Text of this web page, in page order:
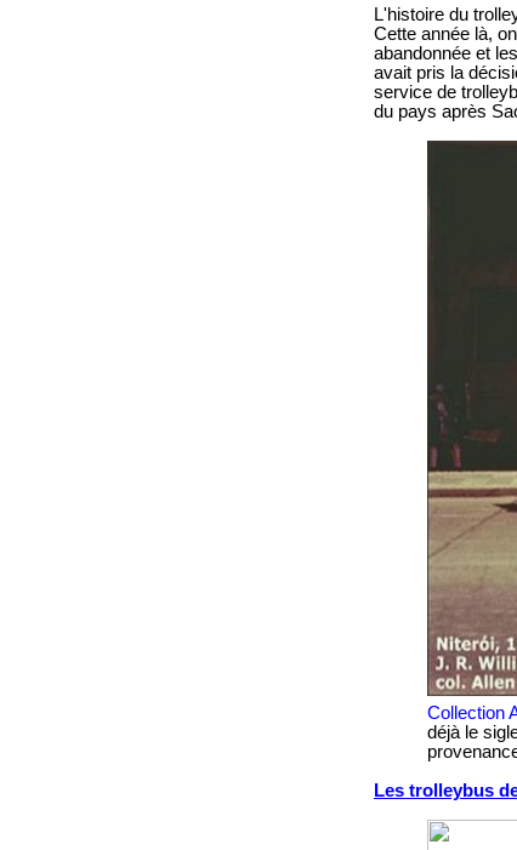
L'histoire du
Cette année là,
abandonnée et
avait pris la
service de
du pays après
Collection
déjà le
Les trolleybus